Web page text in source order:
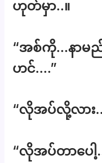
ဟုတ်မှာ..။
“အစ်ကို…နာ
ဟင်….”
“လိုအပ်လို့လား
“လိုအပ်တာပေါ့